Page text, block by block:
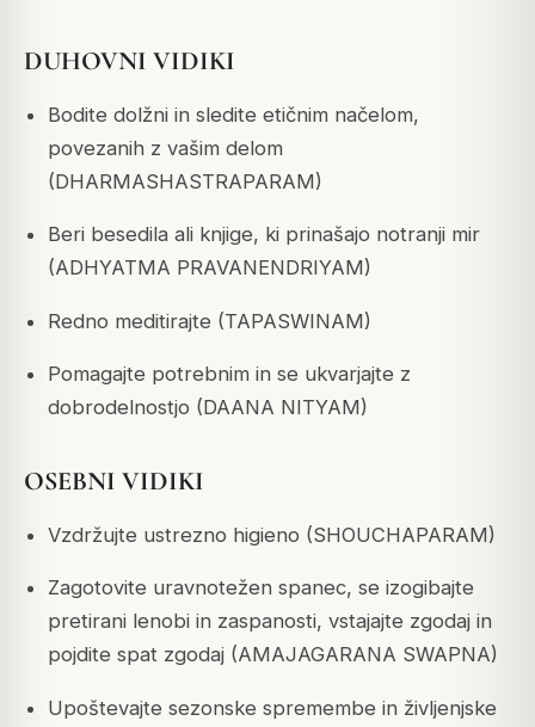
DUHOVNI VIDIKI
Bodite dolžni in sledite etičnim načelom,
povezanih z vašim delom
(DHARMASHASTRAPARAM)
Beri besedila ali knjige, ki prinašajo notranji mir
(ADHYATMA PRAVANENDRIYAM)
Redno meditirajte (TAPASWINAM)
Pomagajte potrebnim in se ukvarjajte z
dobrodelnostjo (DAANA NITYAM)
OSEBNI VIDIKI
Vzdržujte ustrezno higieno (SHOUCHAPARAM)
Zagotovite uravnotežen spanec, se izogibajte
pretirani lenobi in zaspanosti, vstajajte zgodaj in
pojdite spat zgodaj (AMAJAGARANA SWAPNA)
Upoštevajte sezonske spremembe in življenjske